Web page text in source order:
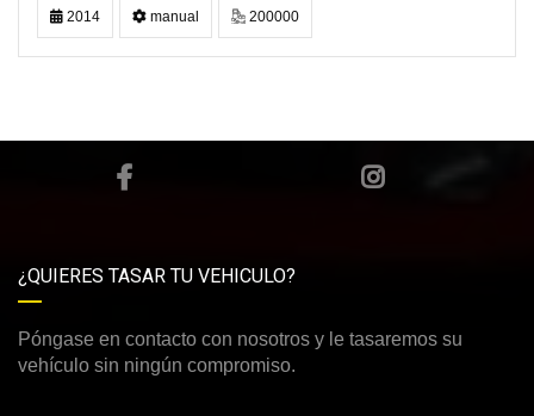
2014 manual 200000
¿QUIERES TASAR TU VEHICULO?
Póngase en contacto con nosotros y le tasaremos su
vehículo sin ningún compromiso.